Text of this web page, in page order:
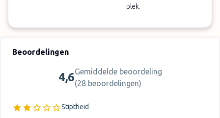
plek.
Beoordelingen
4,6Gemiddelde beoordeling
(28 beoordelingen)
Stiptheid